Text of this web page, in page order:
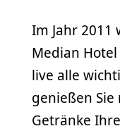
Im Jahr
Median
live alle
genießen
Getränke